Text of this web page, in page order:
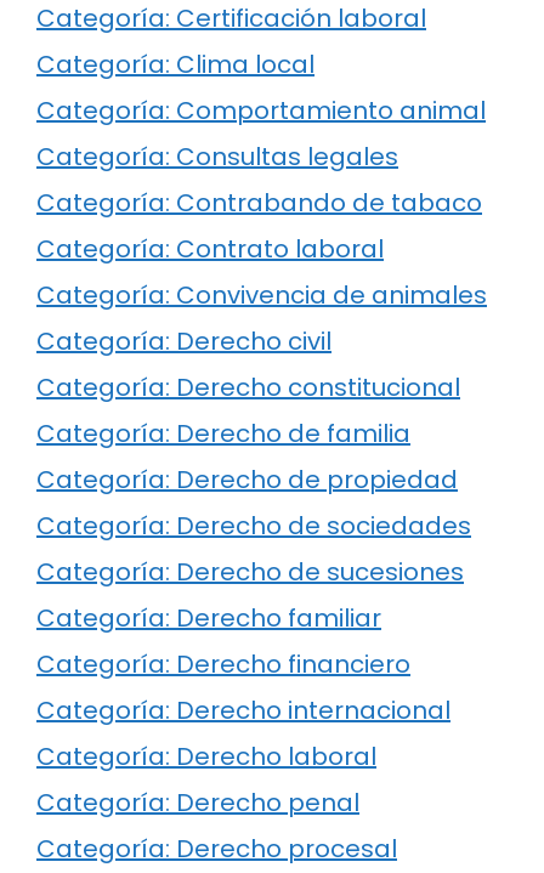
Categoría: Certificación laboral
Categoría: Clima local
Categoría: Comportamiento animal
Categoría: Consultas legales
Categoría: Contrabando de tabaco
Categoría: Contrato laboral
Categoría: Convivencia de animales
Categoría: Derecho civil
Categoría: Derecho constitucional
Categoría: Derecho de familia
Categoría: Derecho de propiedad
Categoría: Derecho de sociedades
Categoría: Derecho de sucesiones
Categoría: Derecho familiar
Categoría: Derecho financiero
Categoría: Derecho internacional
Categoría: Derecho laboral
Categoría: Derecho penal
Categoría: Derecho procesal